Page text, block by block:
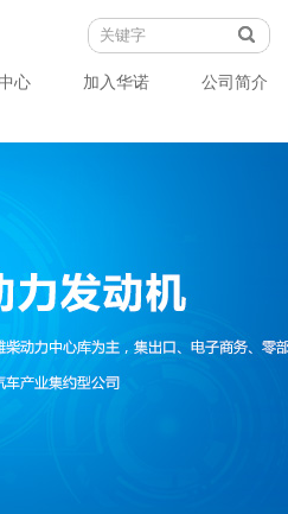
心 加入华诺 公司简介